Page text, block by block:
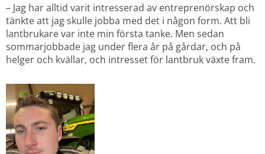
– Jag har alltid varit intresserad av entreprenörskap och
tänkte att jag skulle jobba med det i någon form. Att bli
lantbrukare var inte min första tanke. Men sedan
sommarjobbade jag under flera år på gårdar, och på
helger och kvällar, och intresset för lantbruk växte fram.